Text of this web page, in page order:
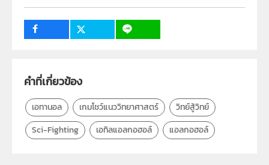
ป.1, ป.2, ป.3, ป.4, ป.5, ป.6, ม.1, ม.2, ม.3, ม.4, ม.5, ม.6
คำที่เกี่ยวข้อง
เอทานอล เกมโชว์แนววิทยาศาสตร์
วิทย์สู้วิทย์
Sci-Fighting
เอทิลแอลกอฮอล์ แอลกอฮอล์